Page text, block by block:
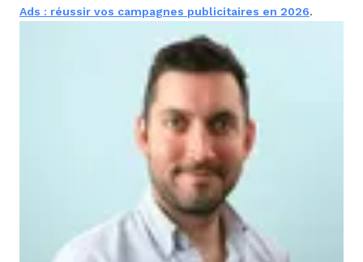
Ads : réussir vos campagnes publicitaires en 2026.